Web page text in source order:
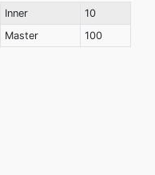
Inner
10
Master
100